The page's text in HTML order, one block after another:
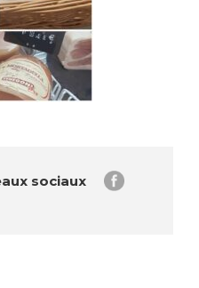
sociaux